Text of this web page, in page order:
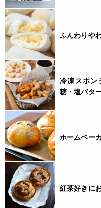
ふんわりや
冷凍スポ
糖・塩バタ
ホームベー
紅茶好きに